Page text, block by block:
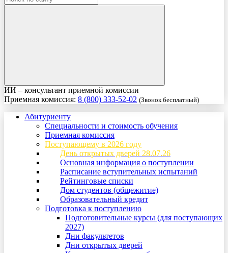
ИИ – консультант приемной комиссии
Приемная комиссия: 8 (800) 333-52-02 (Звонок бесплатный)
Абитуриенту
Специальности и стоимость обучения
Приемная комиссия
Поступающему в 2026 году
День открытых дверей 28.07.26
Основная информация о поступлении
Расписание вступительных испытаний
Рейтинговые списки
Дом студентов (общежитие)
Образовательный кредит
Подготовка к поступлению
Подготовительные курсы (для поступающих
2027)
Дни факультетов
Дни открытых дверей